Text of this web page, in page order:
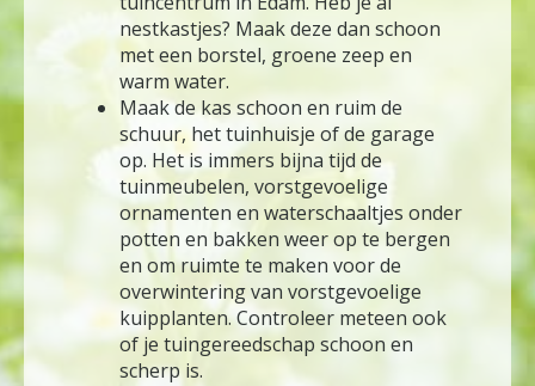
nestkastjes? Maak deze dan schoon
met een borstel, groene zeep en
warm water.
Maak de kas schoon en ruim de
schuur, het tuinhuisje of de garage
op. Het is immers bijna tijd de
tuinmeubelen, vorstgevoelige
ornamenten en waterschaaltjes onder
potten en bakken weer op te bergen
en om ruimte te maken voor de
overwintering van vorstgevoelige
kuipplanten. Controleer meteen ook
of je tuingereedschap schoon en
scherp is.